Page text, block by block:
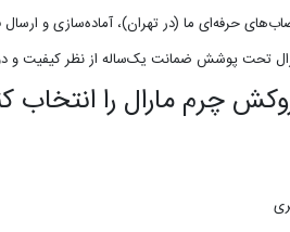
حرفه‌ای ما (در تهران)، آماده‌سازی و
تحت پوشش ضمانت یک‌ساله از نظر کیفیت و
چرم مارال را انتخاب